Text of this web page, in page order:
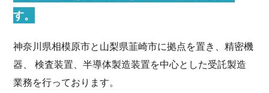
す。
神奈川県相模原市と山梨県韮崎市に拠点を置き、精密機
器、 検査装置、半導体製造装置を中心とした受託製造
業務を行っております。